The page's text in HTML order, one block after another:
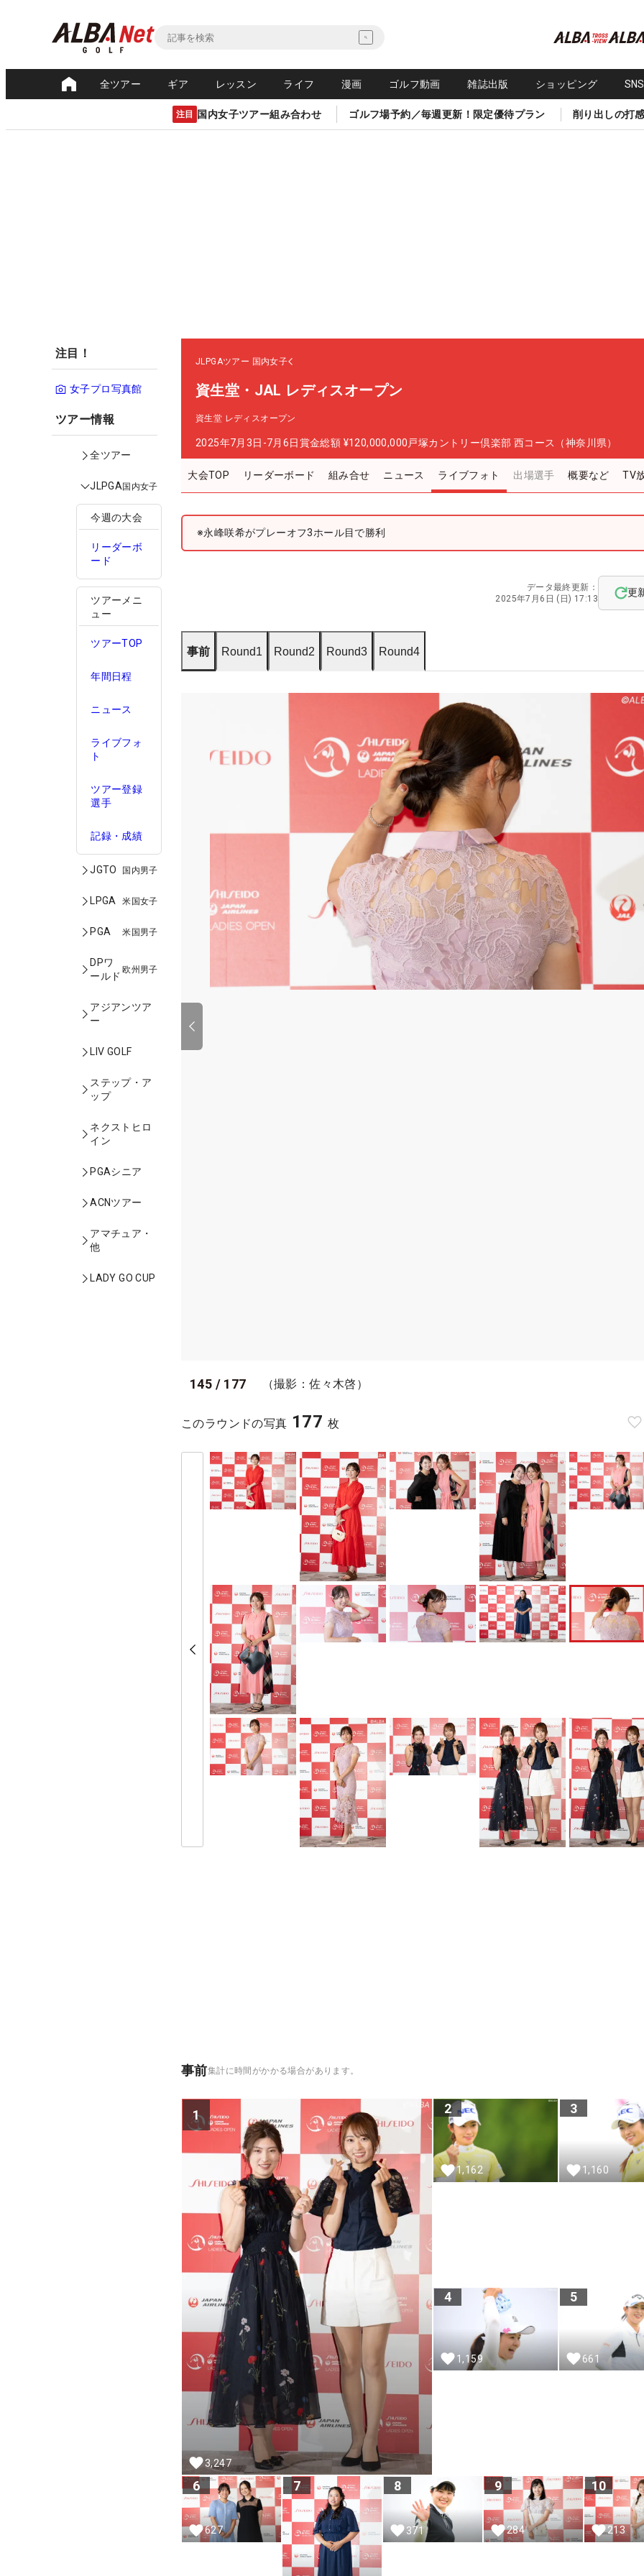
全ツアー ギア レッスン ライフ 漫画 ゴルフ動画 雑誌出版 ショッピング
注目 国内女子ツアー組み合わせ ゴルフ場予約／毎週更新！限定優待プラン 削り出しの打
注目！
女子プロ写真館
ツアー情報
全ツアー
JLPGA国内女子
今週の大会
リーダーボ
ード
ツアーメニ
ュー
ツアーTOP
年間日程
ニュース
ライブフォ
ト
ツアー登録
選手
記録・成績
JGTO 国内男子
LPGA 米国女子
PGA 米国男子
DPワ
ールド
欧州男子
アジアンツア
ー
LIV GOLF
ステップ・ア
ップ
ネクストヒロ
イン
PGAシニア
ACNツアー
アマチュア・
他
LADY GO CUP
JLPGAツアー 国内女子
資生堂・JAL レディスオープン
資生堂 レディスオープン
2025年7月3日-7月6日賞金総額 ¥120,000,000 戸塚カントリー倶楽部 西コース（神奈川県）
大会TOP リーダーボード 組み合せ ニュース ライブフォト 出場選手 概要など TV
※永峰咲希がプレーオフ3ホール目で勝利
データ最終更新：
2025年7月6日 (日) 17:13
更
事前 Round1 Round2 Round3 Round4
145 / 177 （撮影：佐々木啓）
このラウンドの写真 177 枚
事前集計に時間がかかる場合があります。
1
3,247
2
1,162
3
1,160
4
1,159
5
661
6
627
7 8
371
9
284
10
213